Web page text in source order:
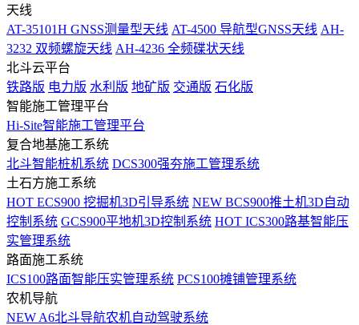
天线
AT-35101H GNSS测量型天线 AT-4500 导航型GNSS天线 AH-
3232 双频螺旋天线 AH-4236 全频碟状天线
北斗云平台
铁路版 电力版 水利版 地矿版 交通版 石化版
智能施工管理平台
Hi-Site智能施工管理平台
复合地基施工系统
北斗智能桩机系统 DCS300强夯施工管理系统
土石方施工系统
HOT ECS900 挖掘机3D引导系统 NEW BCS900推土机3D自动
控制系统 GCS900平地机3D控制系统 HOT ICS300路基智能压
实管理系统
路面施工系统
ICS100路面智能压实管理系统 PCS100摊铺管理系统
农机导航
NEW A6北斗导航农机自动驾驶系统